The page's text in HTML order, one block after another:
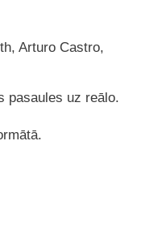
Arturo Castro,
pasaules uz reālo.